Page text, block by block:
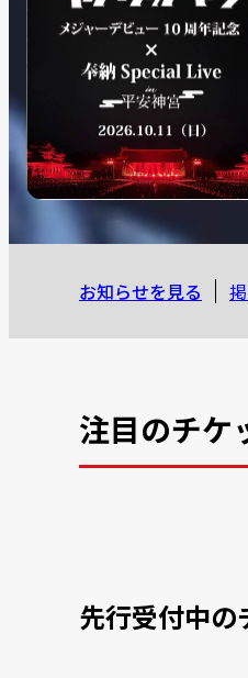
お知らせを見る
注目のチケ
先行受付中の